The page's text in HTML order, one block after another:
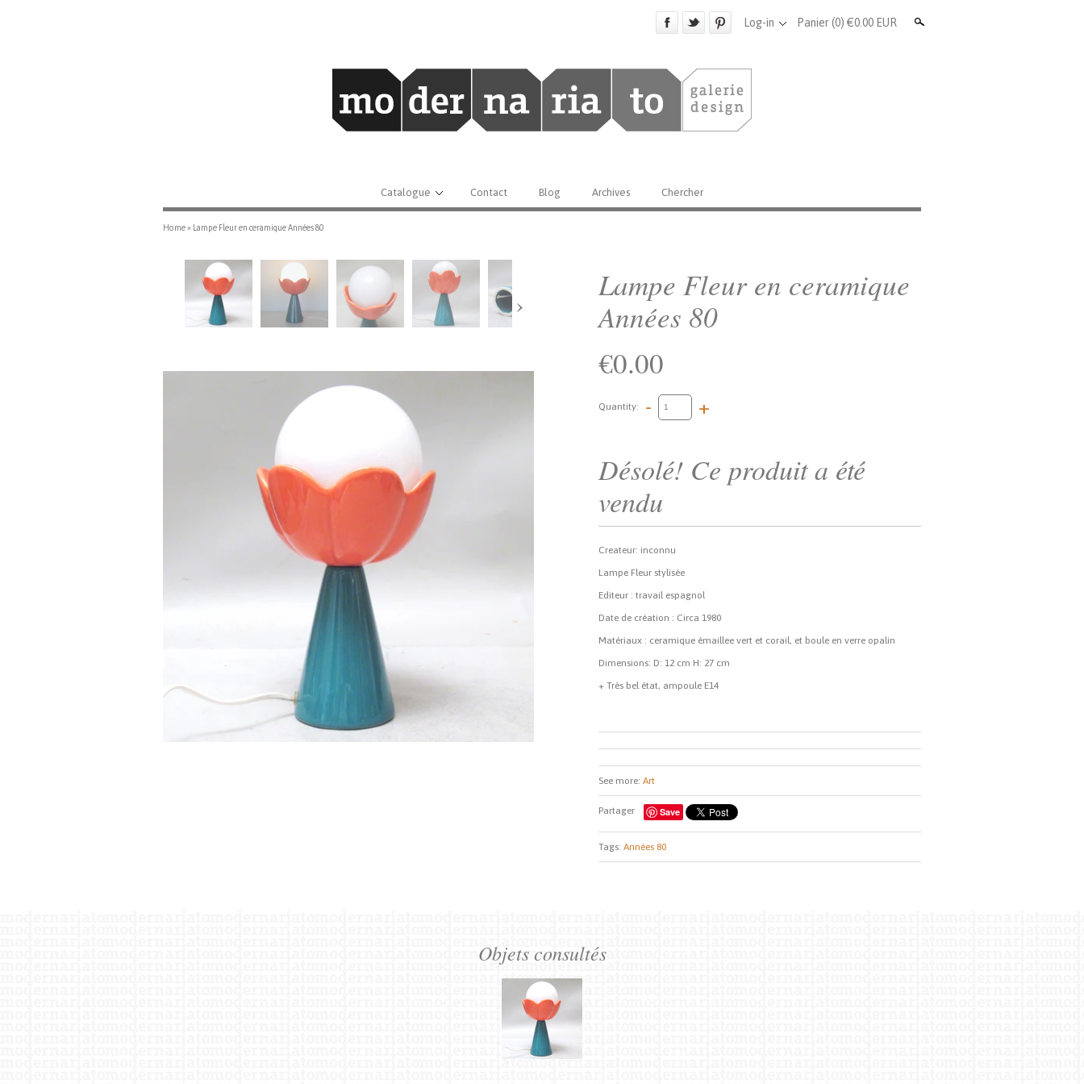
Log-in Panier(0) €0.00 EUR
Catalogue Contact Blog Archives Chercher
Home» Lampe Fleur en ceramique Années 80
›
Lampe Fleur en ceramique
Années 80
€0.00
Quantity: - +
Désolé! Ce produit a été
vendu
Createur: inconnu
Lampe Fleur stylisée
Editeur : travail espagnol
Date de création : Circa 1980
Matériaux : ceramique émaillee vert et corail, et boule en verre opalin
Dimensions: D: 12 cm H: 27 cm
+ Très bel état, ampoule E14
See more: Art
Partager Save
Tags: Années 80
Objets consultés